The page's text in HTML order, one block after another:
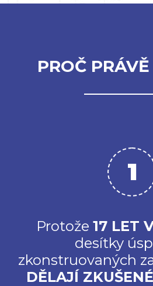
PROČ
Protože 17 LET
desítky
zkonstruovaných
DĚLAJÍ